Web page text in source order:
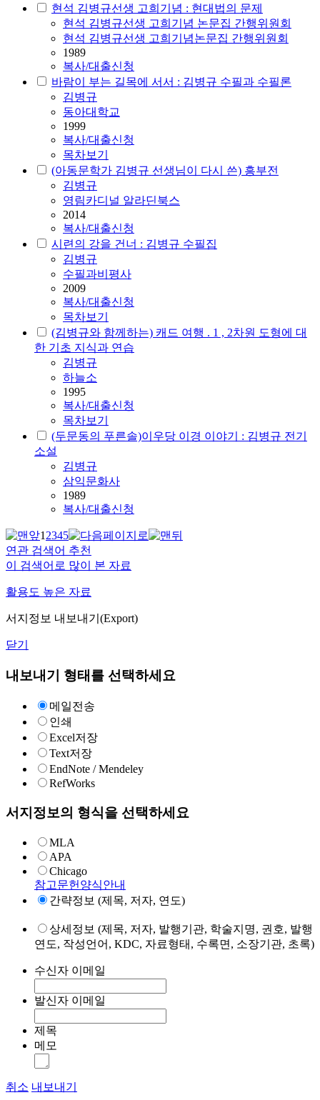
현석 김병규선생 고희기념 : 현대법의 문제
현석 김병규선생 고희기념 논문집 간행위원회
현석 김병규선생 고희기념논문집 간행위원회
1989
복사/대출신청
바람이 부는 길목에 서서 : 김병규 수필과 수필론
김병규
동아대학교
1999
복사/대출신청
목차보기
(아동문학가 김병규 선생님이 다시 쓴) 흥부전
김병규
영림카디널 알라딘북스
2014
복사/대출신청
시련의 강을 건너 : 김병규 수필집
김병규
수필과비평사
2009
복사/대출신청
목차보기
(김병규와 함께하는) 캐드 여행 . 1 , 2차원 도형에 대
한 기초 지식과 연습
김병규
하늘소
1995
복사/대출신청
목차보기
(두문동의 푸른솔)이우당 이경 이야기 : 김병규 전기
소설
김병규
삼익문화사
1989
복사/대출신청
12345
연관 검색어 추천
이 검색어로 많이 본 자료
활용도 높은 자료
서지정보 내보내기(Export)
닫기
내보내기 형태를 선택하세요
메일전송
인쇄
Excel저장
Text저장
EndNote / Mendeley
RefWorks
서지정보의 형식을 선택하세요
MLA
APA
Chicago
참고문헌양식안내
간략정보 (제목, 저자, 연도)
상세정보 (제목, 저자, 발행기관, 학술지명, 권호, 발행
연도, 작성언어, KDC, 자료형태, 수록면, 소장기관, 초록)
수신자 이메일
발신자 이메일
제목
메모
취소 내보내기